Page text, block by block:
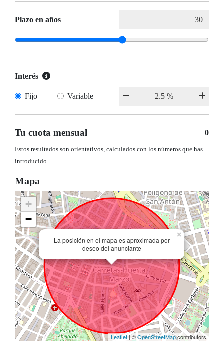
Plazo en años
Interés
Fijo Variable
Tu cuota mensual 0
Estos resultados son orientativos, calculados con los números que has
introducido.
Mapa
La posición en el mapa es aproximada por
deseo del anunciante
×
+
−
Leaflet| ©OpenStreetMapcontributors